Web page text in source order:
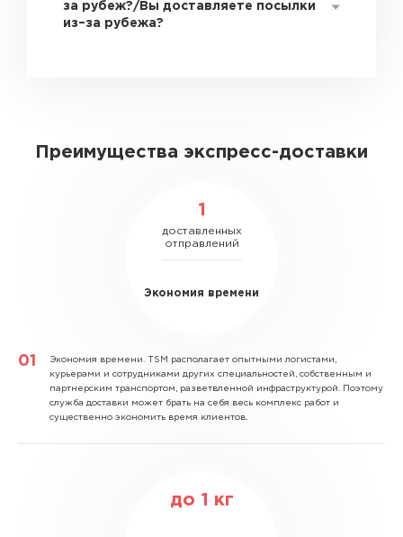
за рубеж?/Вы доставляете посылки
из–за рубежа?
Преимущества экспресс-доставки
1
доставленных
отправлений
Экономия времени
Экономия времени. TSM располагает опытными логистами,
курьерами и сотрудниками других специальностей, собственным и
партнерским транспортом, разветвленной инфраструктурой. Поэтому
служба доставки может брать на себя весь комплекс работ и
существенно экономить время клиентов.
до 1 кг